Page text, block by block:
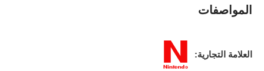
المواصفات
العلامة التجارية: